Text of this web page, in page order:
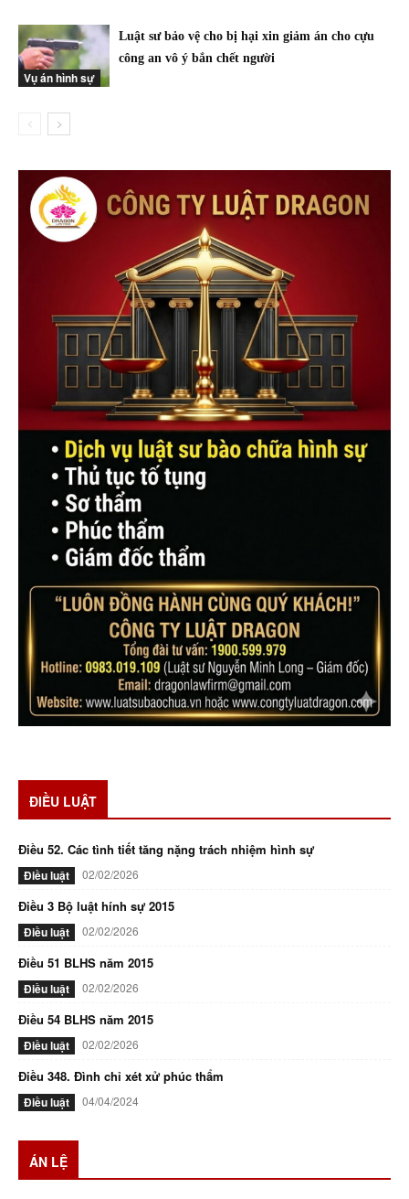
Vụ án hình sự
Luật sư bảo vệ cho bị hại xin giảm án cho cựu
công an vô ý bắn chết người
ĐIỀU LUẬT
Điều 52. Các tình tiết tăng nặng trách nhiệm hình sự
Điều luật 02/02/2026
Điều 3 Bộ luật hính sự 2015
Điều luật 02/02/2026
Điều 51 BLHS năm 2015
Điều luật 02/02/2026
Điều 54 BLHS năm 2015
Điều luật 02/02/2026
Điều 348. Đình chỉ xét xử phúc thẩm
Điều luật 04/04/2024
ÁN LỆ